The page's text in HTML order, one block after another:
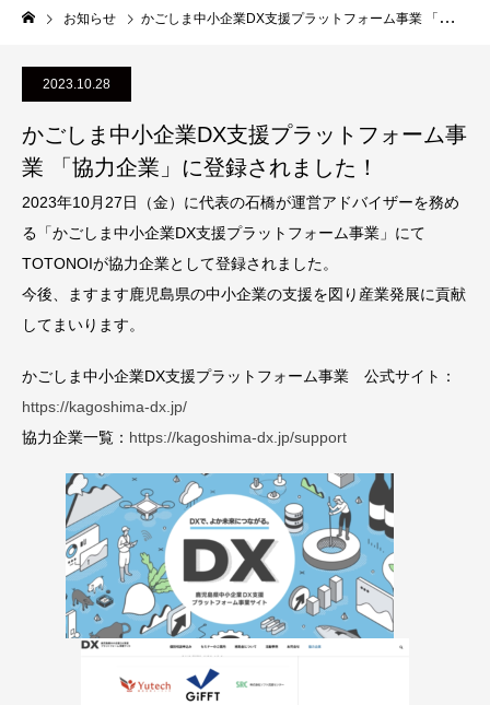
お知らせ かごしま中小企業DX支援プラットフォーム事業 「協力企業」に登録されました！
2023.10.28
かごしま中小企業DX支援プラットフォーム事
業 「協力企業」に登録されました！
2023年10月27日（金）に代表の石橋が運営アドバイザーを務め
る「かごしま中小企業DX支援プラットフォーム事業」にて
TOTONOIが協力企業として登録されました。
今後、ますます鹿児島県の中小企業の支援を図り産業発展に貢献
してまいります。
かごしま中小企業DX支援プラットフォーム事業 公式サイト：
https://kagoshima-dx.jp/
協力企業一覧： https://kagoshima-dx.jp/support